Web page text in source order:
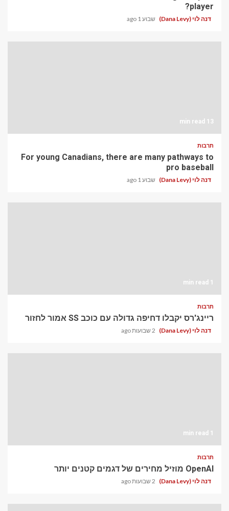
player?
דנה לוי (Dana Levy) שבוע 1 ago
13 min read
תרבות
For young Canadians, there are many pathways to
pro baseball
דנה לוי (Dana Levy) שבוע 1 ago
1 min read
תרבות
ריינג'רס יקבלו דחיפה גדולה עם כוכב SS אמור לחזור
דנה לוי (Dana Levy) 2 שבועות ago
1 min read
תרבות
OpenAI מוזיל מחירים של דגמים קטנים יותר
דנה לוי (Dana Levy) 2 שבועות ago